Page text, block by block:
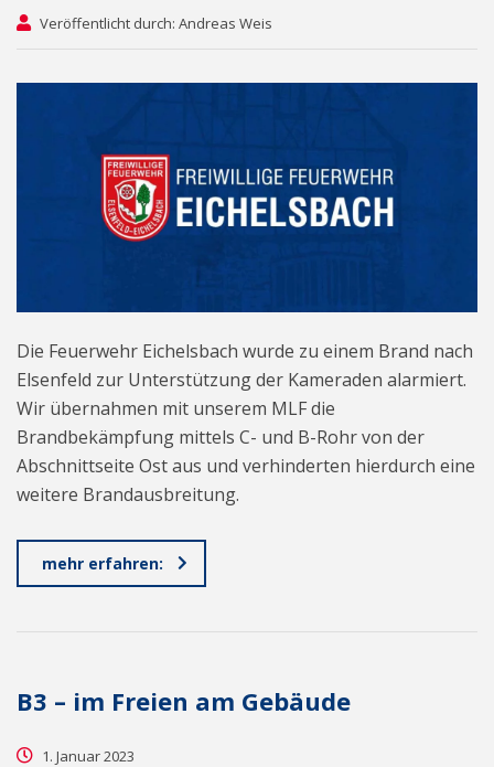
Veröffentlicht durch: Andreas Weis
Die Feuerwehr Eichelsbach wurde zu einem Brand nach
Elsenfeld zur Unterstützung der Kameraden alarmiert.
Wir übernahmen mit unserem MLF die
Brandbekämpfung mittels C- und B-Rohr von der
Abschnittseite Ost aus und verhinderten hierdurch eine
weitere Brandausbreitung.
mehr erfahren:
B3 – im Freien am Gebäude
1. Januar 2023